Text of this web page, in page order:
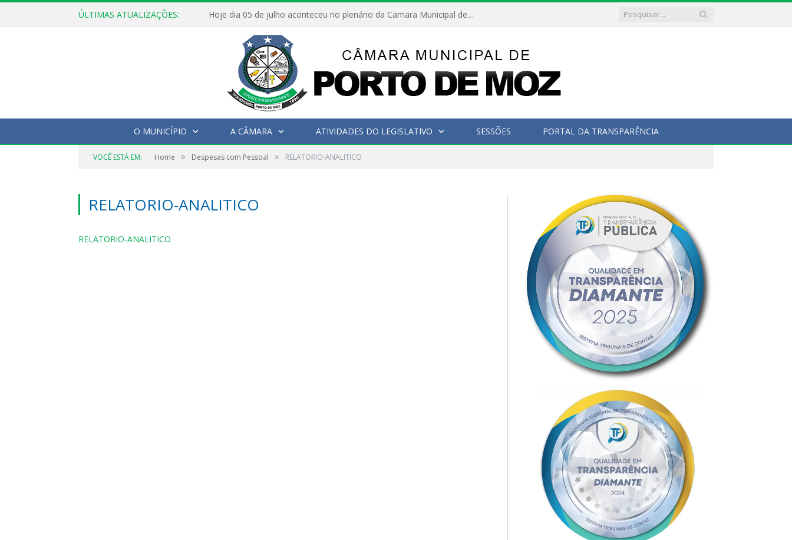
ÚLTIMAS ATUALIZAÇÕES: Hoje dia 05 de julho aconteceu no plenário da Camara Municipal de Porto de Moz a Sessão Solene de Abertura dos Trabalhos Legislativos 2º Período da 23ª Legislatura
O MUNICÍPIO A CÂMARA ATIVIDADES DO LEGISLATIVO SESSÕES PORTAL DA TRANSPARÊNCIA
VOCÊ ESTÁ EM: Home » Despesas com Pessoal » RELATORIO-ANALITICO
RELATORIO-ANALITICO
RELATORIO-ANALITICO